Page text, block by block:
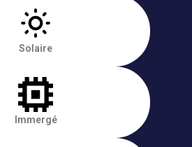
Solaire
Immergé